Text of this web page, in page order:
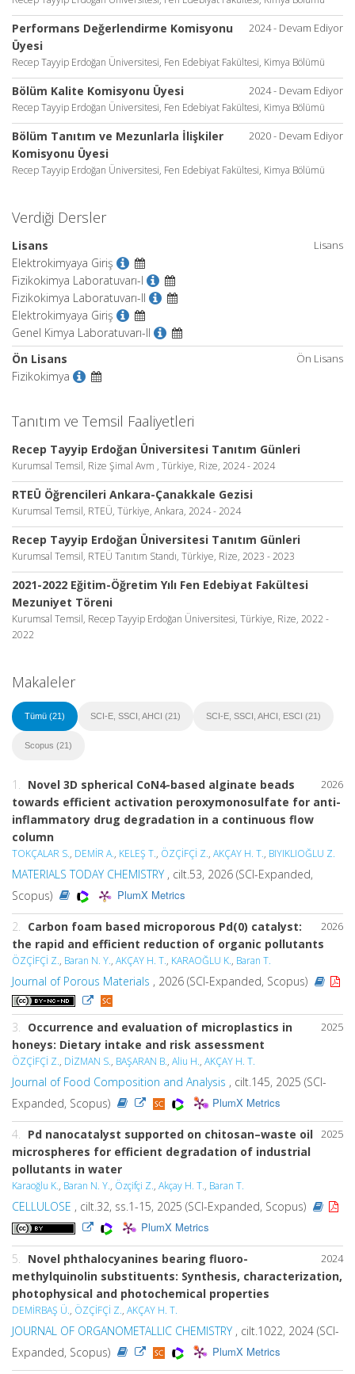
2024 - Devam Ediyor
Performans Değerlendirme Komisyonu
Üyesi
Recep Tayyip Erdoğan Üniversitesi, Fen Edebiyat Fakültesi, Kimya Bölümü
2024 - Devam Ediyor
Bölüm Kalite Komisyonu Üyesi
Recep Tayyip Erdoğan Üniversitesi, Fen Edebiyat Fakültesi, Kimya Bölümü
2020 - Devam Ediyor
Bölüm Tanıtım ve Mezunlarla İlişkiler
Komisyonu Üyesi
Recep Tayyip Erdoğan Üniversitesi, Fen Edebiyat Fakültesi, Kimya Bölümü
Verdiği Dersler
Lisans
Lisans
Elektrokimyaya Giriş
Fizikokimya Laboratuvarı-I
Fizikokimya Laboratuvarı-II
Elektrokimyaya Giriş
Genel Kimya Laboratuvarı-II
Ön Lisans
Ön Lisans
Fizikokimya
Tanıtım ve Temsil Faaliyetleri
Recep Tayyip Erdoğan Üniversitesi Tanıtım Günleri
Kurumsal Temsil, Rize Şimal Avm , Türkiye, Rize, 2024 - 2024
RTEÜ Öğrencileri Ankara-Çanakkale Gezisi
Kurumsal Temsil, RTEÜ, Türkiye, Ankara, 2024 - 2024
Recep Tayyip Erdoğan Üniversitesi Tanıtım Günleri
Kurumsal Temsil, RTEÜ Tanıtım Standı, Türkiye, Rize, 2023 - 2023
2021-2022 Eğitim-Öğretim Yılı Fen Edebiyat Fakültesi
Mezuniyet Töreni
Kurumsal Temsil, Recep Tayyip Erdoğan Üniversitesi, Türkiye, Rize, 2022 -
2022
Makaleler
Tümü (21) SCI-E, SSCI, AHCI (21) SCI-E, SSCI, AHCI, ESCI (21)
Scopus (21)
2026
1.
Novel 3D spherical CoN4-based alginate beads
towards efficient activation peroxymonosulfate for anti-
inflammatory drug degradation in a continuous flow
column
TOKÇALAR S., DEMİR A., KELEŞ T., ÖZÇİFÇİ Z., AKÇAY H. T., BIYIKLIOĞLU Z.
MATERIALS TODAY CHEMISTRY , cilt.53, 2026 (SCI-Expanded,
Scopus)
PlumX Metrics
2026
2.
Carbon foam based microporous Pd(0) catalyst:
the rapid and efficient reduction of organic pollutants
ÖZÇİFÇİ Z., Baran N. Y., AKÇAY H. T., KARAOĞLU K., Baran T.
Journal of Porous Materials , 2026 (SCI-Expanded, Scopus)
2025
3.
Occurrence and evaluation of microplastics in
honeys: Dietary intake and risk assessment
ÖZÇİFÇİ Z., DİZMAN S., BAŞARAN B., Aliu H., AKÇAY H. T.
Journal of Food Composition and Analysis , cilt.145, 2025 (SCI-
Expanded, Scopus)
PlumX Metrics
2025
4.
Pd nanocatalyst supported on chitosan–waste oil
microspheres for efficient degradation of industrial
pollutants in water
Karaoğlu K., Baran N. Y., Özçifçi Z., Akçay H. T., Baran T.
CELLULOSE , cilt.32, ss.1-15, 2025 (SCI-Expanded, Scopus)
PlumX Metrics
2024
5.
Novel phthalocyanines bearing fluoro-
methylquinolin substituents: Synthesis, characterization,
photophysical and photochemical properties
DEMİRBAŞ Ü., ÖZÇİFÇİ Z., AKÇAY H. T.
JOURNAL OF ORGANOMETALLIC CHEMISTRY , cilt.1022, 2024 (SCI-
Expanded, Scopus)
PlumX Metrics